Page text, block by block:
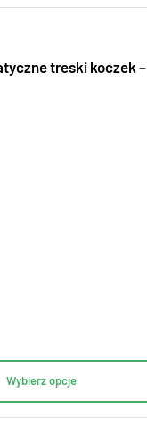
treski koczek –
Wybierz opcje